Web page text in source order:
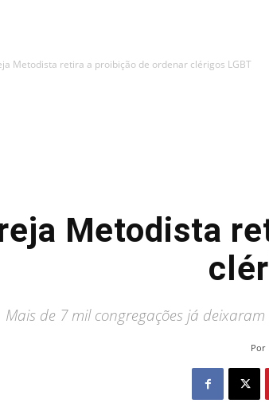
Metodista retira a proibição de ordenar clérigos LGBT
Metodista
Mais de 7 mil congregações já
Por